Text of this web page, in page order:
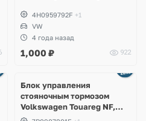
4H0959792F +1
VW
4 года назад
1,000 ₽ 922
Блок управления
стояночным тормозом
Volkswagen Touareg NF,
Porsche Cayenne 958